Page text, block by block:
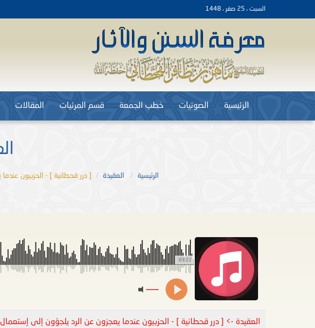
السبت ، 25 صفر ، 1448
الرئيسية الصوتيات خطب الجمعة قسم المرئيات المقالات
الرئيسية العقيدة [ درر قحطانية ] - الحزبيون
03:22
العقيدة -> [ درر قحطانية ] - الحزبيون عندما يعجزون عن الرد يلجؤون إلى